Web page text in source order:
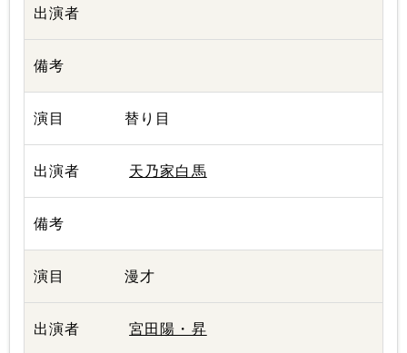
替り目
天乃家白馬
漫才
宮田陽・昇